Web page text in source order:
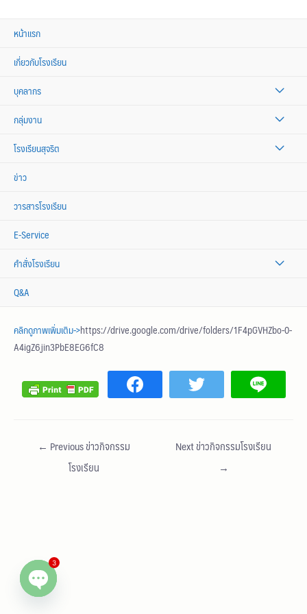
หน้าแรก
เกี่ยวกับโรงเรียน
บุคลากร
กลุ่มงาน
โรงเรียนสุจริต
ข่าว
วารสารโรงเรียน
E-Service
คำสั่งโรงเรียน
Q&A
คลิกดูภาพเพิ่มเติม->https://drive.google.com/drive/folders/1F4pGVHZbo-0-
A4igZ6jin3PbE8EG6fC8
← Previous ข่าวกิจกรรม
โรงเรียน
Next ข่าวกิจกรรมโรงเรียน
→
3